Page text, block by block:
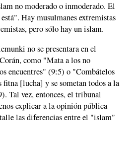
no moderado o inmoderado. El
Hay musulmanes extremistas
pero sólo hay un islam.
no se presentara en el
como "Mata a los no
encuentres" (9:5) o "Combátelos
fitna [lucha] y se sometan todos a la
Tal vez, entonces, el tribunal
explicar a la opinión pública
las diferencias entre el "islam"